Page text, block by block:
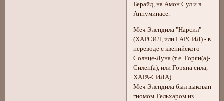
Берайд, на Амон Сул и в
Аннуминасе.
Меч Элендила "Нарсил"
(ХАРСИЛ, или ГАРСИЛ) - в
переводе с квенийского
Солнце-Луна (т.е. Горян(а)-
Силен(а), или Горяна сила,
ХАРА-СИЛА).
Меч Элендила был выкован
гномом Тельхаром из